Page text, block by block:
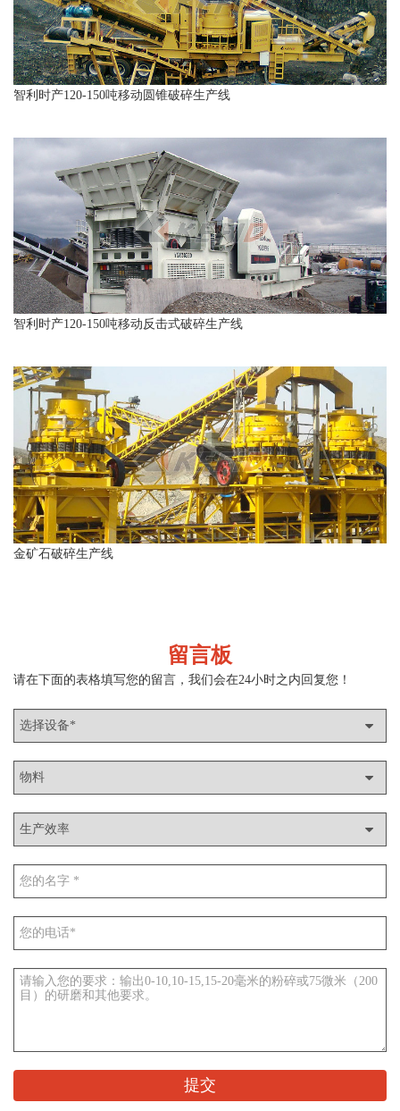
智利时产120-150吨移动圆锥破碎生产线
智利时产120-150吨移动反击式破碎生产线
金矿石破碎生产线
留言板
请在下面的表格填写您的留言，我们会在24小时之内回复您！